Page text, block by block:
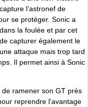
l’astronef de
se protéger. Sonic a
la foulée et par cet
capturer également le
attaque mais trop tard
Il permet ainsi à Sonic
ramener son GT près
reprendre l’avantage